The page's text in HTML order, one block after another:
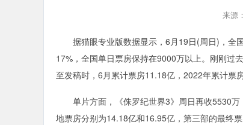
来源
据猫眼专业版数据显示，6月19日(周日)，全
17%，全国单日票房保持在9000万以上。刚刚过
至发稿时，6月累计票房11.18亿，2022年累计票
单片方面，《侏罗纪世界3》周日再收5530万
地票房分别为14.18亿和16.95亿，第三部的最终